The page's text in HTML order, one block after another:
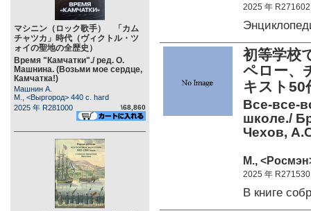
マシニン（ロック歌手） 「カム
チャツカ」時代（ヴィクトル・ツ
ォイの聖地の全歴史）
Время "Камчатки"./ ред. О.
Машнина. (Возьми мое сердце,
Камчатка!)
Машнин А.
М., <Выргород> 440 c. hard
2025 年 R281000
\68,860
2025 年 R271602
初等学校
ペロー、
キスト
Все-все-
школе./
Чехов,
М.,
2025 年 R271530
В книге